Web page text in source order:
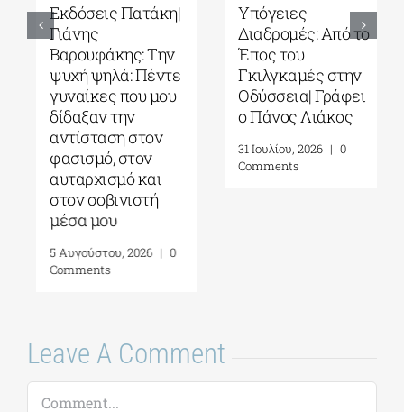
Εκδόσεις Πατάκη|
Γιάνης
Βαρουφάκης: Την
ψυχή ψηλά: Πέντε
γυναίκες που μου
δίδαξαν την
αντίσταση στον
φασισμό, στον
αυταρχισμό και
στον σοβινιστή
μέσα μου
5 Αυγούστου, 2026 | 0
Comments
Υπόγειες
Διαδρομές: Από το
Έπος του
Γκιλγκαμές στην
Οδύσσεια| Γράφει
ο Πάνος Λιάκος
31 Ιουλίου, 2026 | 0
Comments
Leave A Comment
Comment